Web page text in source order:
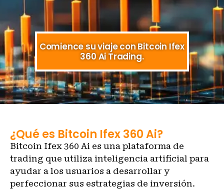
Comience su viaje con Bitcoin Ifex
360 Ai Trading.
¿Qué es Bitcoin Ifex 360 Ai?
Bitcoin Ifex 360 Ai es una plataforma de
trading que utiliza inteligencia artificial para
ayudar a los usuarios a desarrollar y
perfeccionar sus estrategias de inversión.